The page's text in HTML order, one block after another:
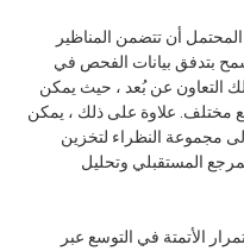
المحتمل أن تتضمن المناظير
بتدفق بيانات الفحص في
التعاون عن بُعد ، حيث يمكن
مختلف. علاوة على ذلك ، يمكن
مجموعة النظراء لتخزين
المستقبلي وتحليل
الأتمتة في التوسع عبر